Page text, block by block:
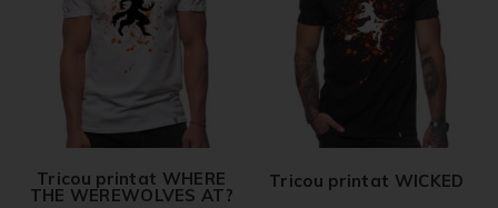
Tricou printat WHERE
THE WEREWOLVES AT?
Tricou printat WICKED